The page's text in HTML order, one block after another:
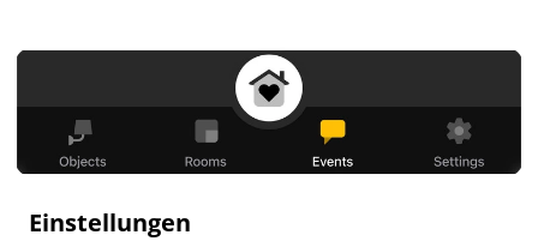
Einstellungen